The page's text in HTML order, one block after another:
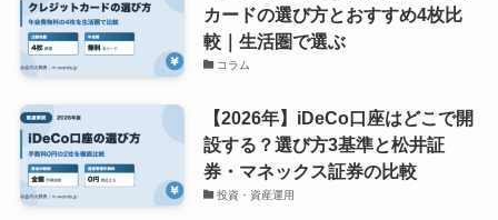
カードの選び方とおすすめ4枚比
較｜生活圏で選ぶ
コラム
【2026年】iDeCo口座はどこで開
設する？選び方3基準と松井証
券・マネックス証券の比較
投資・資産運用